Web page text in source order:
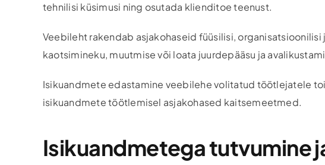
tehnilisi küsimusi ning osutada klienditoe teenust.
Veebileht rakendab asjakohaseid füüsilisi,
kaotsimineku, muutmise või loata juurdepääsu ja
Isikuandmete edastamine veebilehe volitatud töötlejatele
isikuandmete töötlemisel asjakohased kaitsemeetmed.
Isikuandmetega tutvumine